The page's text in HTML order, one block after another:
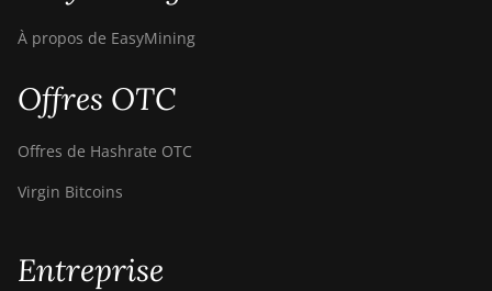
À propos de EasyMining
Offres OTC
Offres de Hashrate OTC
Virgin Bitcoins
Entreprise